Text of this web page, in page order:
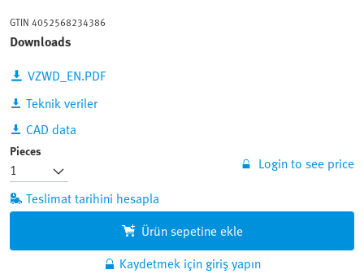
GTIN 4052568234386
Downloads
VZWD_EN.PDF
Teknik veriler
CAD data
Pieces
Login to see price
Teslimat tarihini hesapla
Ürün sepetine ekle
Kaydetmek için giriş yapın